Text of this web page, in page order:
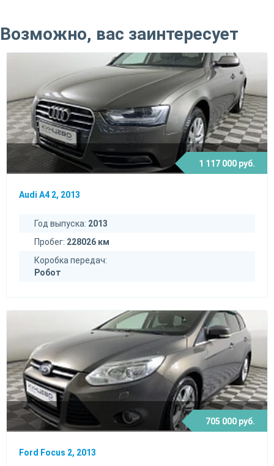
Возможно, вас заинтересует
1 117 000 руб.
Audi A4 2, 2013
Год выпуска: 2013
Пробег: 228026 км
Коробка передач:
Робот
705 000 руб.
Ford Focus 2, 2013